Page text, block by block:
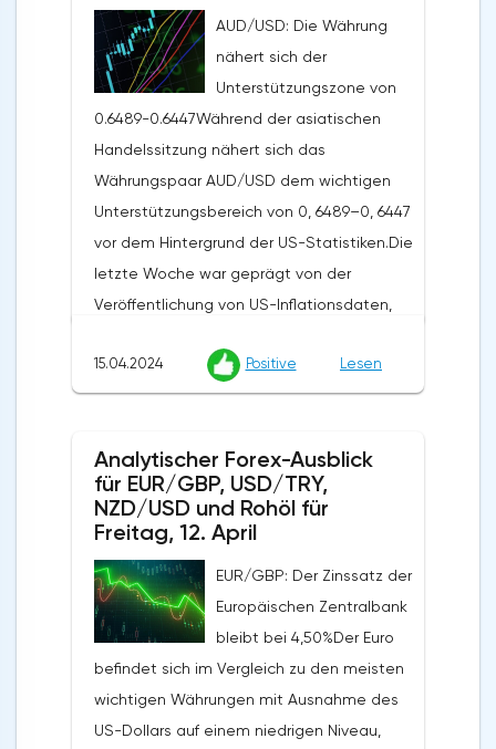
AUD/USD: Die Währung
nähert sich der
Unterstützungszone von
0.6489-0.6447Während der asiatischen
Handelssitzung nähert sich das
Währungspaar AUD/USD dem wichtigen
Unterstützungsbereich von 0, 6489–0, 6447
vor dem Hintergrund der US-Statistiken.Die
letzte Woche war geprägt von der
Veröffentlichung von US-Inflationsdaten,
dem Markt beitrugen. Der US-
Verbraucherpreisindex stieg im März
Erwartungen der Analysten von 0,3% und
der jährliche Index lag bei 3,5%, ebenfalls
über den prognostizierten 3,4%. Der
Vorjahr um 2,1% von den vorherigen 1,6%,
obwohl Analysten einen Anstieg auf 2,2%
erwartet hatten, während der monatliche
Index von 0,6% auf 0,2% zurückging und die
Prognosen von 0,3% übertraf. Die zugrunde
liegende Inflationsrate stieg von 2,1% auf
15.04.2024 Positive Lesen
Analytischer Forex-Ausblick
für EUR/GBP, USD/TRY,
NZD/USD und Rohöl für
Freitag, 12. April
EUR/GBP: Der Zinssatz der
Europäischen Zentralbank
bleibt bei 4,50%Der Euro
befindet sich im Vergleich zu den meisten
wichtigen Währungen mit Ausnahme des
US-Dollars auf einem niedrigen Niveau,